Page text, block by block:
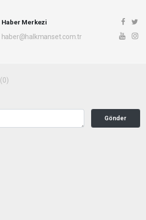
Haber Merkezi
haber@halkmanset.com.tr
(0)
Gönder